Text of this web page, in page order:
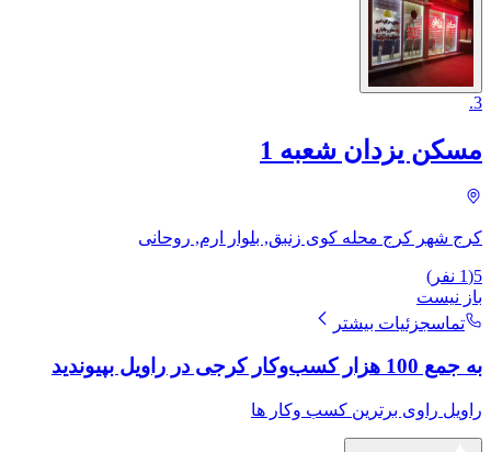
3
.
مسکن یزدان شعبه 1
کرج شهر کرج محله کوی زنبق, بلوار ارم, روحانی
5
(
1 نفر)
باز نیست
تماسجزئیات بیشتر
به جمع 100 هزار کسب‌وکار کرجی در راویل بپیوندید
راویل راوی برترین کسب وکار ها